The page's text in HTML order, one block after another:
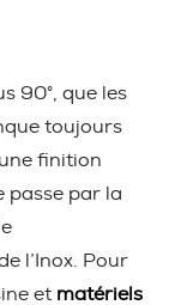
90°, que les
toujours
finition
passe par la
l’Inox. Pour
et matériels